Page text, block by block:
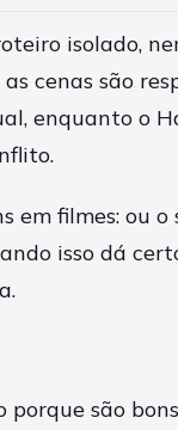
isolado,
cenas são
enquanto o
em filmes: ou o
isso dá
são